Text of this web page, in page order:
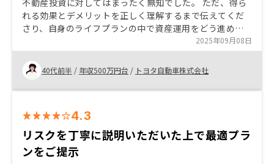
不動産投資に対してはまったく無知でした。 ただ、得ら
れる効果とデメリットを正しく理解するまで伝えてくだ
さり、自身のライフプランの中で資産運用をどう進めて
いくと良いか、将来的のどのようなケースにどうお金を
使いたいかを考える事で不動産投資も資産運用の柱にな
るなと思いました！
2025年09月08日
40代前半 / 年収500万円台 / トヨタ自動車株式会社
4.3
リスクを丁寧に説明いただいた上で最適プラ
ンをご提示